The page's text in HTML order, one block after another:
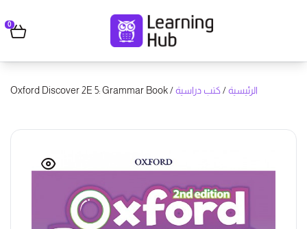
0
الرئيسية/كتب دراسية/ Oxford Discover 2E 5: Grammar Book